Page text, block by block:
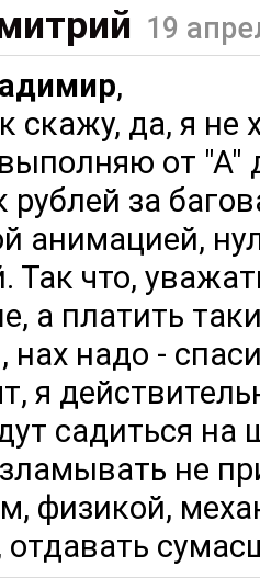
19
,
скажу, да, я не
от "А"
рублей за
анимацией,
Так что,
а платить
нах надо -
я
садиться
не
физикой,
отдавать